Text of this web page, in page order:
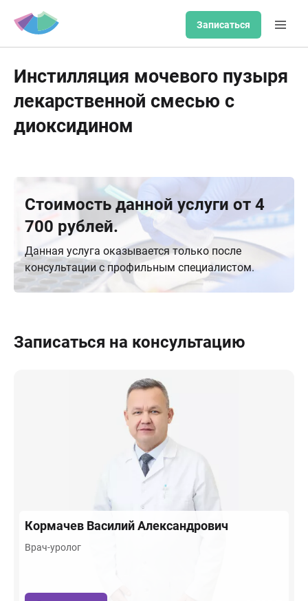
Записаться
Инстилляция мочевого пузыря
лекарственной смесью с
диоксидином
Стоимость данной услуги от 4
700 рублей.
Данная услуга оказывается только после
консультации с профильным специалистом.
Записаться на консультацию
Кормачев Василий Александрович
Врач-уролог